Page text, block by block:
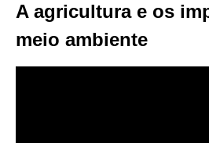
A agricultura e os
meio ambiente